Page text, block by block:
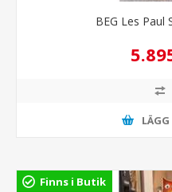
BEG Les Paul
Finns i Butik